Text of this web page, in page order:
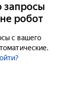
запросы
робот
с вашего